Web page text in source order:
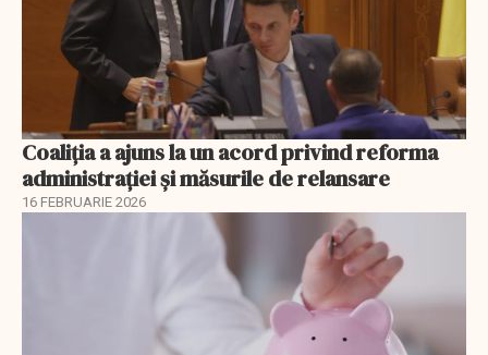
Coaliția a ajuns la un acord privind reforma
administrației și măsurile de relansare
16 FEBRUARIE 2026